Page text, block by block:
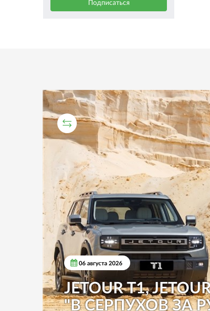
СРАВНИТЕЛЬНЫЙ ТЕСТ
06 августа 2026
JETOUR T1,
"В СЕРПУХОВ ЗА